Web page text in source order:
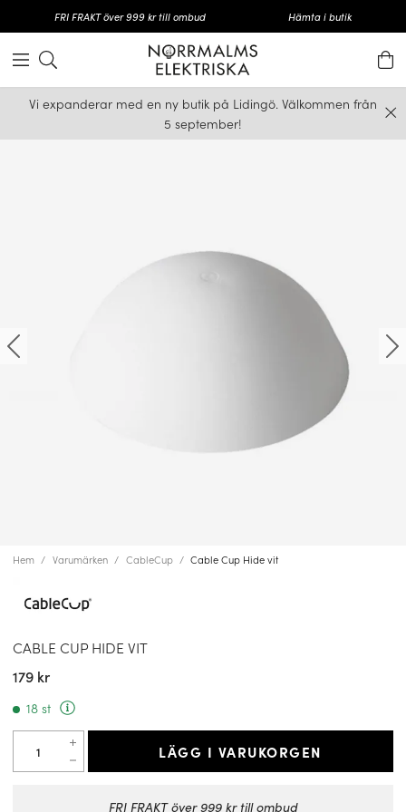
FRI FRAKT över 999 kr till ombud Hämta i butik
Vi expanderar med en ny butik på Lidingö. Välkommen från
5 september!
Hem Varumärken CableCup Cable Cup Hide vit
CABLE CUP HIDE VIT
179 kr
18 st
LÄGG I VARUKORGEN
FRI FRAKT över 999 kr till ombud